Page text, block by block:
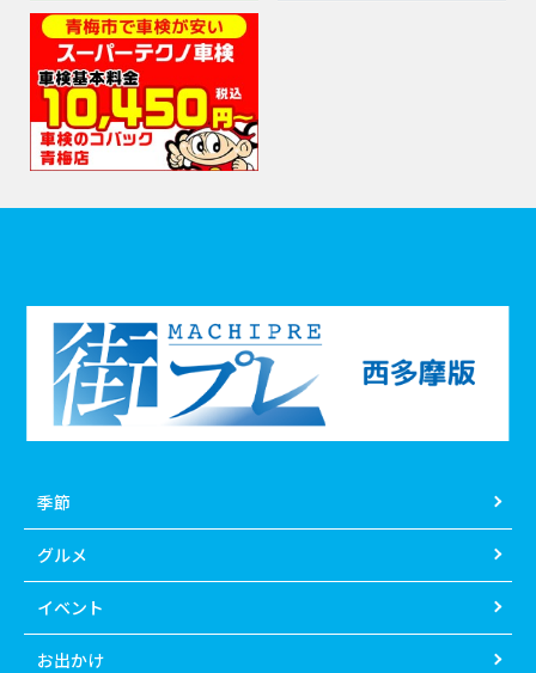
季節
グルメ
イベント
お出かけ